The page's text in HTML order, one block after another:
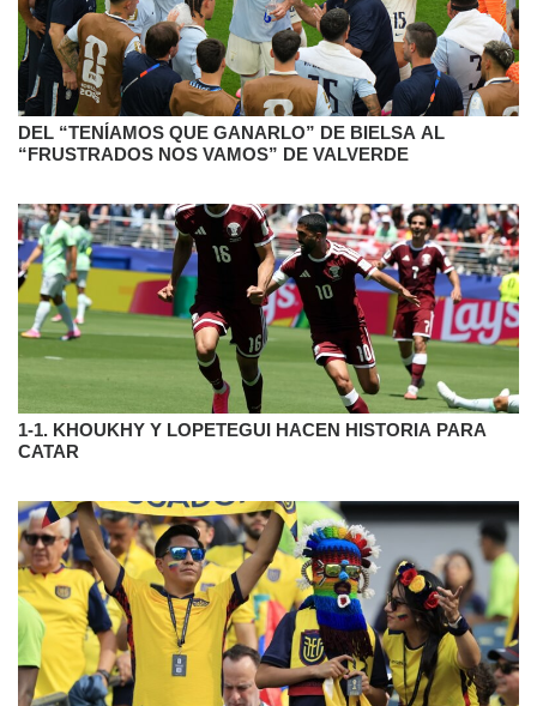
DEL “TENÍAMOS QUE GANARLO” DE BIELSA AL
“FRUSTRADOS NOS VAMOS” DE VALVERDE
1-1. KHOUKHY Y LOPETEGUI HACEN HISTORIA PARA
CATAR